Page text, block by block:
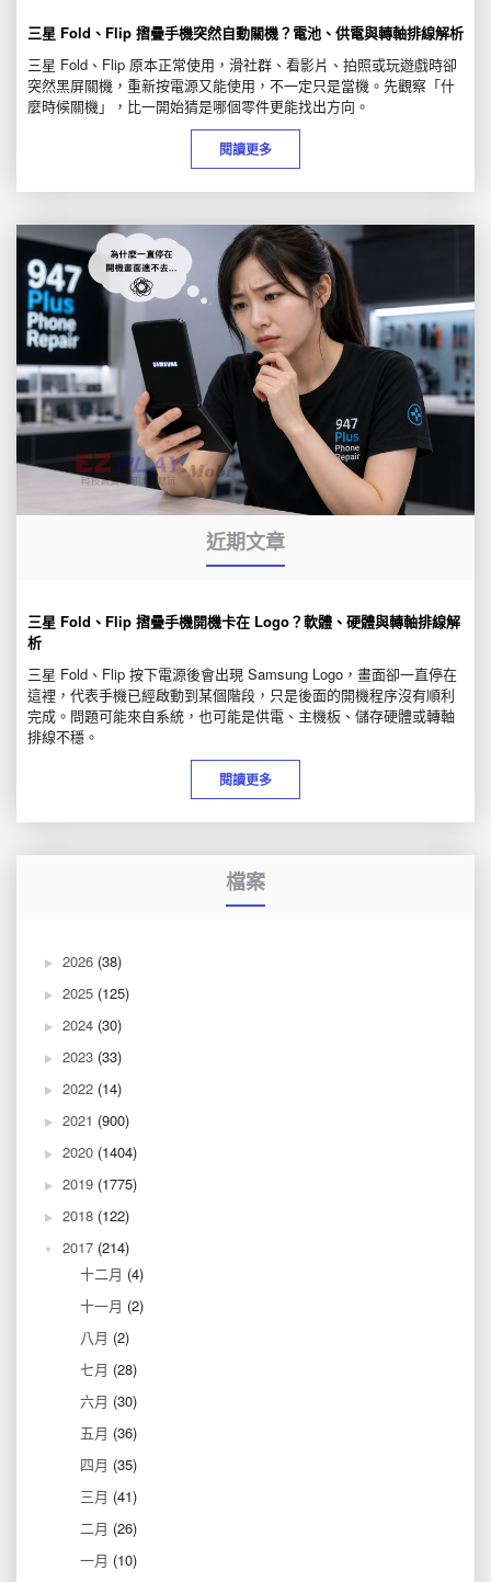
三星 Fold、Flip 摺疊手機突然自動關機？電池、供電與轉軸排線解析
三星 Fold、Flip 原本正常使用，滑社群、看影片、拍照或玩遊戲時卻
突然黑屏關機，重新按電源又能使用，不一定只是當機。先觀察「什
麼時候關機」，比一開始猜是哪個零件更能找出方向。
閱讀更多
近期文章
三星 Fold、Flip 摺疊手機開機卡在 Logo？軟體、硬體與轉軸排線解
析
三星 Fold、Flip 按下電源後會出現 Samsung Logo，畫面卻一直停在
這裡，代表手機已經啟動到某個階段，只是後面的開機程序沒有順利
完成。問題可能來自系統，也可能是供電、主機板、儲存硬體或轉軸
排線不穩。
閱讀更多
檔案
2026 (38)
2025 (125)
2024 (30)
2023 (33)
2022 (14)
2021 (900)
2020 (1404)
2019 (1775)
2018 (122)
2017 (214)
十二月 (4)
十一月 (2)
八月 (2)
七月 (28)
六月 (30)
五月 (36)
四月 (35)
三月 (41)
二月 (26)
一月 (10)